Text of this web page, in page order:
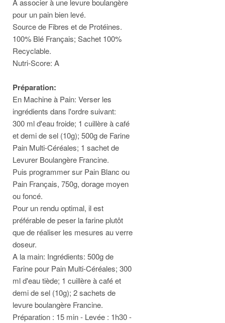
A associer à une levure boulangère
pour un pain bien levé.
Source de Fibres et de Protéines.
100% Blé Français; Sachet 100%
Recyclable.
Nutri-Score: A
Préparation:
En Machine à Pain: Verser les
ingrédients dans l'ordre suivant:
300 ml d'eau froide; 1 cuillère à café
et demi de sel (10g); 500g de Farine
Pain Multi-Céréales; 1 sachet de
Levurer Boulangère Francine.
Puis programmer sur Pain Blanc ou
Pain Français, 750g, dorage moyen
ou foncé.
Pour un rendu optimal, il est
préférable de peser la farine plutôt
que de réaliser les mesures au verre
doseur.
A la main: Ingrédients: 500g de
Farine pour Pain Multi-Céréales; 300
ml d'eau tiède; 1 cuillère à café et
demi de sel (10g); 2 sachets de
levure boulangère Francine.
Préparation : 15 min - Levée : 1h30 -